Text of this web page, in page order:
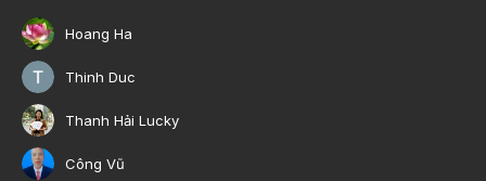
Hoang Ha
Thinh Duc
Thanh Hải Lucky
Công Vũ